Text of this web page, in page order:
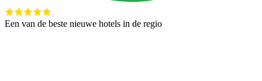
Een van de beste nieuwe hotels in de regio